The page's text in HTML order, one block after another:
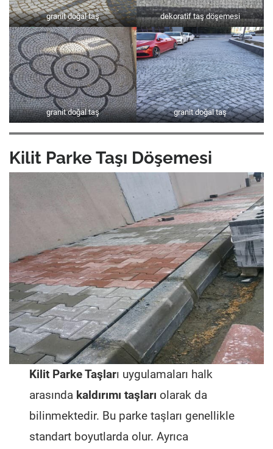
granit doğal taş dekoratif taş döşemesi
granit doğal taş granit doğal taş
Kilit Parke Taşı Döşemesi
Kilit Parke Taşları uygulamaları halk
arasında kaldırımı taşları olarak da
bilinmektedir. Bu parke taşları genellikle
standart boyutlarda olur. Ayrıca